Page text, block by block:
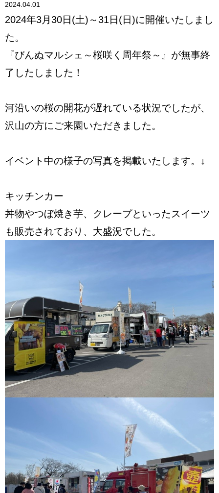
2024.04.01
2024年3月30日(土)～31日(日)に開催いたしまし
た。
『びんぬマルシェ～桜咲く周年祭～』が無事終
了したしました！
河沿いの桜の開花が遅れている状況でしたが、
沢山の方にご来園いただきました。
イベント中の様子の写真を掲載いたします。↓
キッチンカー
丼物やつぼ焼き芋、クレープといったスイーツ
も販売されており、大盛況でした。